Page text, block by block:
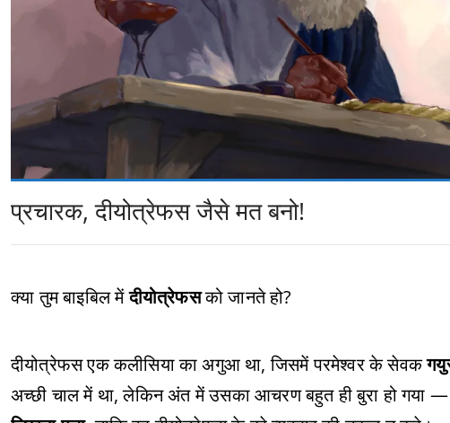
प्रचारक, दीयोत्रेफस जैसे मत बनो!
क्या तुम बाइबिल मेंदीयोत्रेफसको जानते हो?
दीयोत्रेफस एक कलीसिया का अगुआ था, जिसमें परमेश्वर के सेवक
अच्छी चाल में था, लेकिन अंत में उसका आचरण बहुत ही बुरा हो गया —